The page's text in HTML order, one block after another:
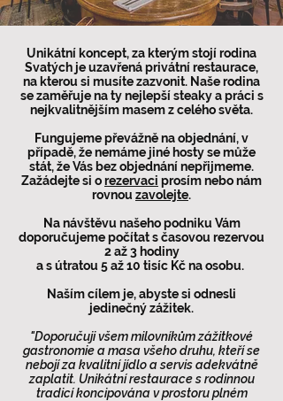
Unikátní koncept, za kterým stojí rodina
Svatých je uzavřená privátní restaurace,
na kterou si musíte zazvonit. Naše rodina
se zaměřuje na ty nejlepší steaky a práci s
nejkvalitnějším masem z celého světa.
Fungujeme převážně na objednání, v
případě, že nemáme jiné hosty se může
stát, že Vás bez objednání nepřijmeme.
Zažádejte si orezervaci prosím nebo nám
rovnou zavolejte.
Na návštěvu našeho podniku Vám
doporučujeme počítat s časovou rezervou
2 až 3 hodiny
a s útratou 5 až 10 tisíc Kč na osobu.
Naším cílem je, abyste si odnesli
jedinečný zážitek.
"Doporučuji všem milovníkům zážitkové
gastronomie a masa všeho druhu, kteří se
nebojí za kvalitní jídlo a servis adekvátně
zaplatit. Unikátní restaurace s rodinnou
tradicí koncipována v prostoru plném